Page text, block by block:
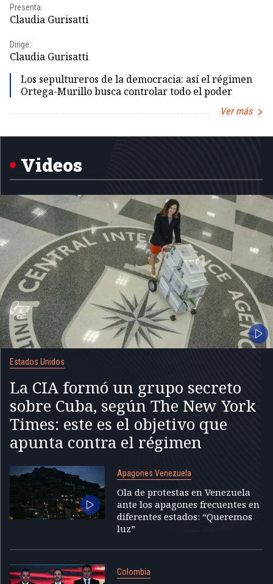
Presenta:
Claudia Gurisatti
Dirige:
Claudia Gurisatti
Los sepultureros de la democracia: así el régimen
Ortega-Murillo busca controlar todo el poder
Ver más
1
Videos
Estados Unidos
La CIA formó un grupo secreto
sobre Cuba, según The New York
Times: este es el objetivo que
apunta contra el régimen
Apagones Venezuela
Ola de protestas en Venezuela
ante los apagones frecuentes en
diferentes estados: “Queremos
luz”
Colombia